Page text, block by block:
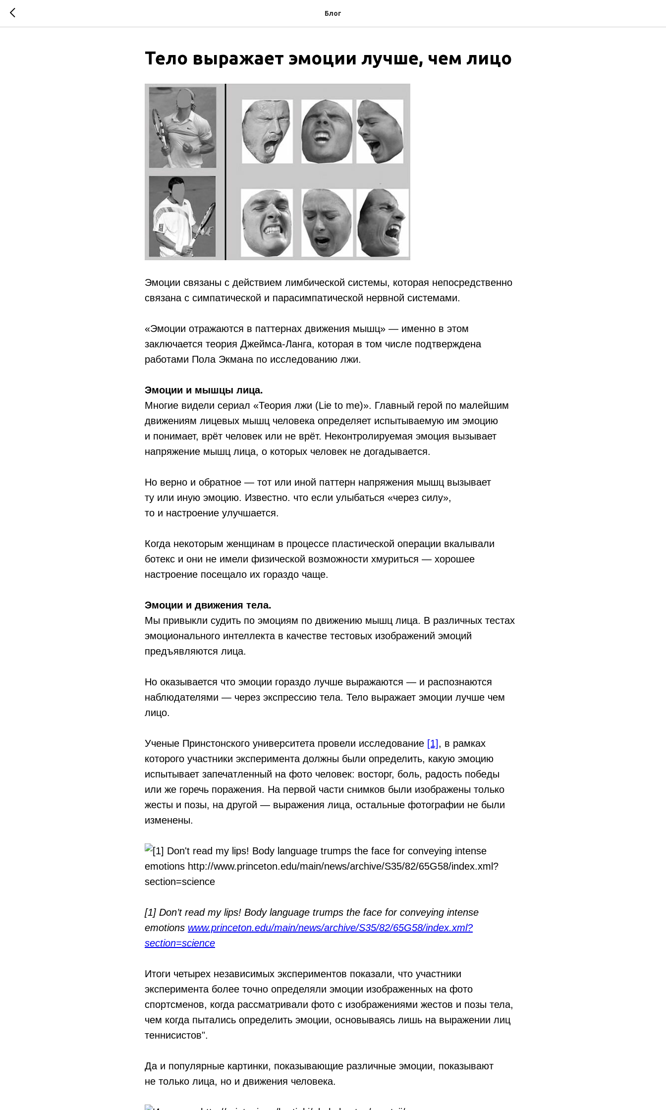
Блог
Тело выражает эмоции лучше, чем лицо
Эмоции связаны с действием лимбической системы, которая непосредственно
связана с симпатической и парасимпатической нервной системами.
«Эмоции отражаются в паттернах движения мышц» — именно в этом
заключается теория Джеймса-Ланга, которая в том числе подтверждена
работами Пола Экмана по исследованию лжи.
Эмоции и мышцы лица.
Многие видели сериал «Теория лжи (Lie to me)». Главный герой по малейшим
движениям лицевых мышц человека определяет испытываемую им эмоцию
и понимает, врёт человек или не врёт. Неконтролируемая эмоция вызывает
напряжение мышц лица, о которых человек не догадывается.
Но верно и обратное — тот или иной паттерн напряжения мышц вызывает
ту или иную эмоцию. Известно. что если улыбаться «через силу»,
то и настроение улучшается.
Когда некоторым женщинам в процессе пластической операции вкалывали
ботекс и они не имели физической возможности хмуриться — хорошее
настроение посещало их гораздо чаще.
Эмоции и движения тела.
Мы привыкли судить по эмоциям по движению мышц лица. В различных тестах
эмоционального интеллекта в качестве тестовых изображений эмоций
предъявляются лица.
Но оказывается что эмоции гораздо лучше выражаются — и распознаются
наблюдателями — через экспрессию тела. Тело выражает эмоции лучше чем
лицо.
Ученые Принстонского университета провели исследование [1], в рамках
которого участники эксперимента должны были определить, какую эмоцию
испытывает запечатленный на фото человек: восторг, боль, радость победы
или же горечь поражения. На первой части снимков были изображены только
жесты и позы, на другой — выражения лица, остальные фотографии не были
изменены.
[1] Don’t read my lips! Body language trumps the face for conveying intense
emotions www.princeton.edu/main/news/archive/S35/82/65G58/index.xml?
section=science
Итоги четырех независимых экспериментов показали, что участники
эксперимента более точно определяли эмоции изображенных на фото
спортсменов, когда рассматривали фото с изображениями жестов и позы тела,
чем когда пытались определить эмоции, основываясь лишь на выражении лиц
теннисистов".
Да и популярные картинки, показывающие различные эмоции, показывают
не только лица, но и движения человека.